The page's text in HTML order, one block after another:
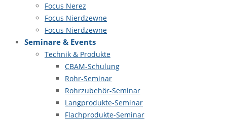
Focus Nerez
Focus Nierdzewne
Focus Nierdzewne
Seminare & Events
Technik & Produkte
CBAM-Schulung
Rohr-Seminar
Rohrzubehör-Seminar
Langprodukte-Seminar
Flachprodukte-Seminar